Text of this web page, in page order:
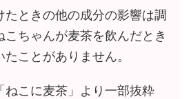
たときの他の成分の影響は調
ちゃんが麦茶を飲んだとき
ことがありません。
ねこに麦茶」より一部抜粋